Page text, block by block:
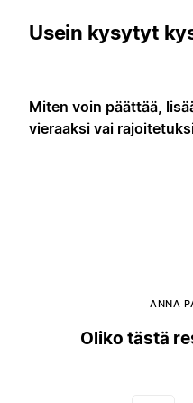
Usein kysytyt
Miten voin päättää,
vieraaksi vai
ANNA
Oliko tästä